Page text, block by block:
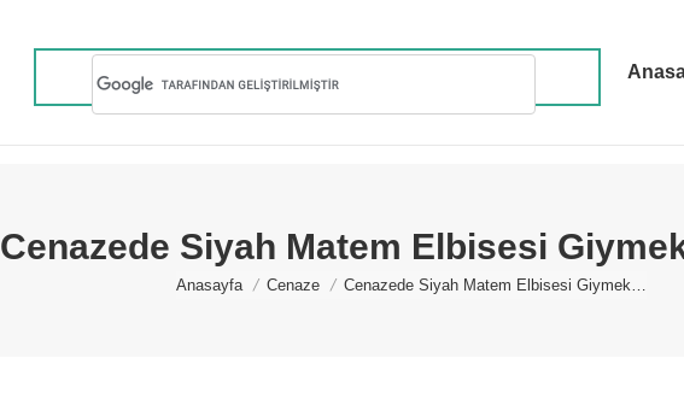
Cenazede Siyah Matem Elbisesi
You are here:
Anasayfa Cenaze Cenazede Siyah Matem Elbisesi Giymek…